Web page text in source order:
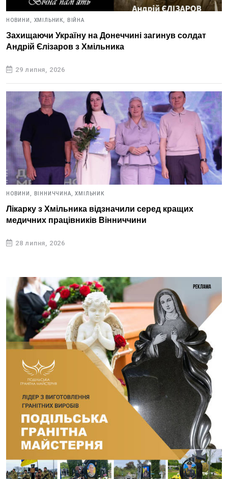
НОВИНИ, ХМІЛЬНИК, ВІЙНА
Захищаючи Україну на Донеччині загинув солдат
Андрій Єлізаров з Хмільника
29 липня, 2026
НОВИНИ, ВІННИЧЧИНА, ХМІЛЬНИК
Лікарку з Хмільника відзначили серед кращих
медичних працівників Вінниччини
28 липня, 2026